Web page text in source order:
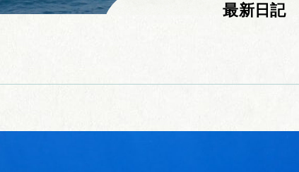
最新日記